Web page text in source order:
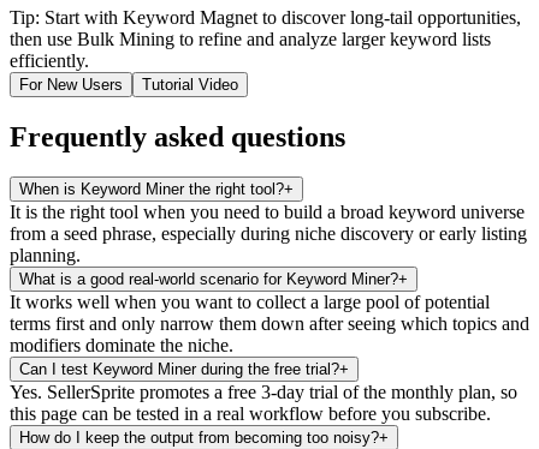
Tip: Start with Keyword Magnet to discover long-tail opportunities,
then use Bulk Mining to refine and analyze larger keyword lists
efficiently.
For New Users Tutorial Video
Frequently asked questions
When is Keyword Miner the right tool?+
It is the right tool when you need to build a broad keyword universe
from a seed phrase, especially during niche discovery or early listing
planning.
What is a good real-world scenario for Keyword Miner?+
It works well when you want to collect a large pool of potential
terms first and only narrow them down after seeing which topics and
modifiers dominate the niche.
Can I test Keyword Miner during the free trial?+
Yes. SellerSprite promotes a free 3-day trial of the monthly plan, so
this page can be tested in a real workflow before you subscribe.
How do I keep the output from becoming too noisy?+